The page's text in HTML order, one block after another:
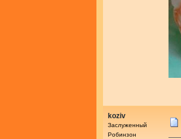
koziv
Заслуженный
Робинзон